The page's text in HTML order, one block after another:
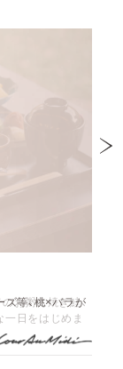
ズ等、桃×バラが